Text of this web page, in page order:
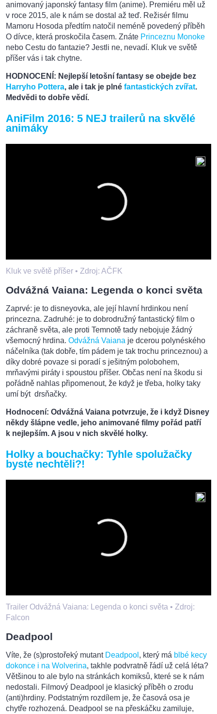
animovaný japonský fantasy film (anime). Premiéru měl už
v roce 2015, ale k nám se dostal až teď. Režisér filmu
Mamoru Hosoda předtím natočil neméně povedený příběh
O dívce, která proskočila časem. Znáte Princeznu Monoke
nebo Cestu do fantazie? Jestli ne, nevadí. Kluk ve světě
příšer vás i tak chytne.
HODNOCENÍ: Nejlepší letošní fantasy se obejde bez
Harryho Pottera, ale i tak je plné fantastických zvířat.
Medvědi to dobře vědí.
AniFilm 2016: 5 NEJ trailerů na skvělé
animáky
Kluk ve světě příšer • Zdroj: AČFK
Odvážná Vaiana: Legenda o konci světa
Zaprvé: je to disneyovka, ale její hlavní hrdinkou není
princezna. Zadruhé: je to dobrodružný fantastický film o
záchraně světa, ale proti Temnotě tady nebojuje žádný
všemocný hrdina. Odvážná Vaiana je dcerou polynéského
náčelníka (tak dobře, tím pádem je tak trochu princeznou) a
díky dobré povaze si poradí s ješitným polobohem,
mrňavými piráty i spoustou příšer. Občas není na škodu si
pořádně nahlas připomenout, že když je třeba, holky taky
umí být drsňačky.
Hodnocení: Odvážná Vaiana potvrzuje, že i když Disney
někdy šlápne vedle, jeho animované filmy pořád patří
k nejlepším. A jsou v nich skvělé holky.
Holky a bouchačky: Tyhle spolužačky
byste nechtěli?!
Trailer Odvážná Vaiana: Legenda o konci světa • Zdroj:
Falcon
Deadpool
Víte, že (s)prostořeký mutant Deadpool , který má blbé kecy
dokonce i na Wolverina, takhle podvratně řádí už celá léta?
Většinou to ale bylo na stránkách komiksů, které se k nám
nedostali. Filmový Deadpool je klasický příběh o zrodu
(anti)hrdiny. Podstatným rozdílem je, že časová osa je
chytře rozhozená. Deadpool se na přeskáčku zamiluje,